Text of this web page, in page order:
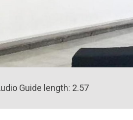
Guide length: 2.57